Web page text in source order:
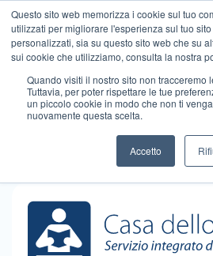
Questo sito web memorizza i cookie sul tuo
utilizzati per migliorare l'esperienza sul tuo
personalizzati, sia su questo sito web che su
sui cookie che utilizziamo, consulta la nostra
Quando visiti il ​​nostro sito non tracceremo
Tuttavia, per poter rispettare le tue
un piccolo cookie in modo che non ti
nuovamente questa scelta.
Accetto